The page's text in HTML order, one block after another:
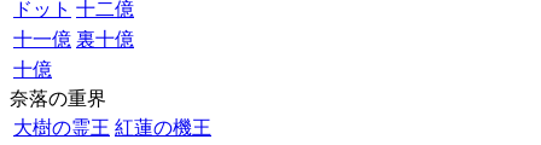
ドット 十二億
十一億 裏十億
十億
奈落の重界
大樹の霊王 紅蓮の機王